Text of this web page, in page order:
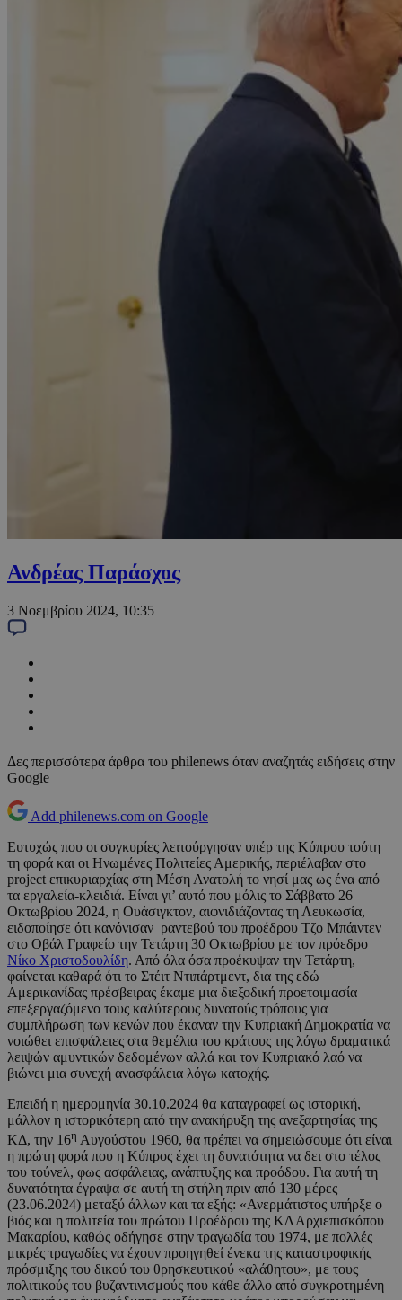
Ανδρέας Παράσχος
3 Νοεμβρίου 2024, 10:35
Δες περισσότερα άρθρα του philenews όταν αναζητάς ειδήσεις στην
Google
Add philenews.com on Google
Ευτυχώς που οι συγκυρίες λειτούργησαν υπέρ της Κύπρου τούτη
τη φορά και οι Ηνωμένες Πολιτείες Αμερικής, περιέλαβαν στο
project επικυριαρχίας στη Μέση Ανατολή το νησί μας ως ένα από
τα εργαλεία-κλειδιά. Είναι γι’ αυτό που μόλις το Σάββατο 26
Οκτωβρίου 2024, η Ουάσιγκτον, αιφνιδιάζοντας τη Λευκωσία,
ειδοποίησε ότι κανόνισαν ραντεβού του προέδρου Τζο Μπάιντεν
στο Οβάλ Γραφείο την Τετάρτη 30 Οκτωβρίου με τον πρόεδρο
Νίκο Χριστοδουλίδη. Από όλα όσα προέκυψαν την Τετάρτη,
φαίνεται καθαρά ότι το Στέιτ Ντιπάρτμεντ, δια της εδώ
Αμερικανίδας πρέσβειρας έκαμε μια διεξοδική προετοιμασία
επεξεργαζόμενο τους καλύτερους δυνατούς τρόπους για
συμπλήρωση των κενών που έκαναν την Κυπριακή Δημοκρατία να
νοιώθει επισφάλειες στα θεμέλια του κράτους της λόγω δραματικά
λειψών αμυντικών δεδομένων αλλά και τον Κυπριακό λαό να
βιώνει μια συνεχή ανασφάλεια λόγω κατοχής.
Επειδή η ημερομηνία 30.10.2024 θα καταγραφεί ως ιστορική,
μάλλον η ιστορικότερη από την ανακήρυξη της ανεξαρτησίας της
ΚΔ, την 16η Αυγούστου 1960, θα πρέπει να σημειώσουμε ότι είναι
η πρώτη φορά που η Κύπρος έχει τη δυνατότητα να δει στο τέλος
του τούνελ, φως ασφάλειας, ανάπτυξης και προόδου. Για αυτή τη
δυνατότητα έγραψα σε αυτή τη στήλη πριν από 130 μέρες
(23.06.2024) μεταξύ άλλων και τα εξής: «Ανερμάτιστος υπήρξε ο
βιός και η πολιτεία του πρώτου Προέδρου της ΚΔ Αρχιεπισκόπου
Μακαρίου, καθώς οδήγησε στην τραγωδία του 1974, με πολλές
μικρές τραγωδίες να έχουν προηγηθεί ένεκα της καταστροφικής
πρόσμιξης του δικού του θρησκευτικού «αλάθητου», με τους
πολιτικούς του βυζαντινισμούς που κάθε άλλο από συγκροτημένη